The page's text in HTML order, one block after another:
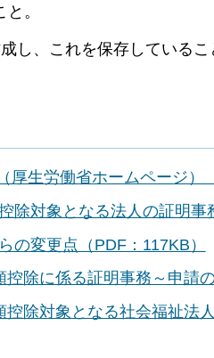
。
し、これを保存しているこ
厚生労働省ホームページ）
除対象となる法人の証明
の変更点（PDF：117KB）
控除に係る証明事務～申請
控除対象となる社会福祉法